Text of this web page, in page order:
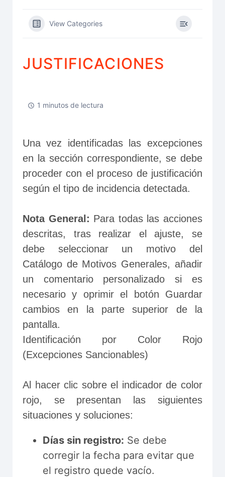
View Categories
JUSTIFICACIONES
1 minutos de lectura
Una vez identificadas las excepciones
en la sección correspondiente, se debe
proceder con el proceso de justificación
según el tipo de incidencia detectada.
Nota General: Para todas las acciones
descritas, tras realizar el ajuste, se
debe seleccionar un motivo del
Catálogo de Motivos Generales, añadir
un comentario personalizado si es
necesario y oprimir el botón Guardar
cambios en la parte superior de la
pantalla.
Identificación por Color Rojo
(Excepciones Sancionables)
Al hacer clic sobre el indicador de color
rojo, se presentan las siguientes
situaciones y soluciones:
Días sin registro: Se debe
corregir la fecha para evitar que
el registro quede vacío.